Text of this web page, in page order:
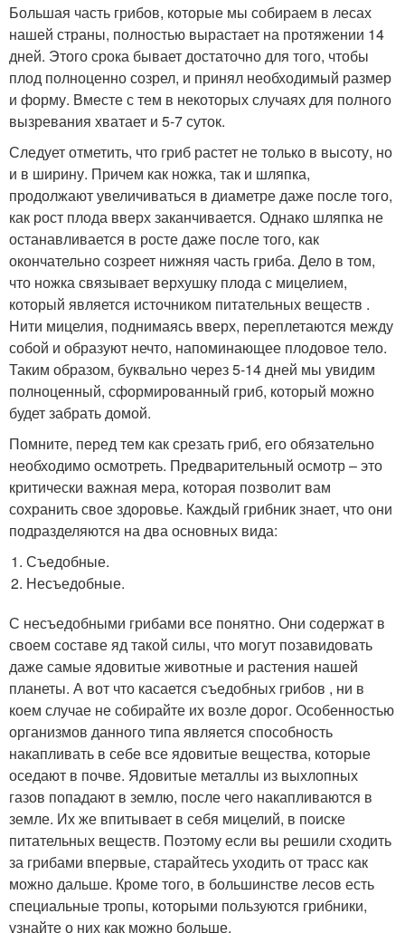
Большая часть грибов, которые мы собираем в лесах
нашей страны, полностью вырастает на протяжении 14
дней. Этого срока бывает достаточно для того, чтобы
плод полноценно созрел, и принял необходимый размер
и форму. Вместе с тем в некоторых случаях для полного
вызревания хватает и 5-7 суток.
Следует отметить, что гриб растет не только в высоту, но
и в ширину. Причем как ножка, так и шляпка,
продолжают увеличиваться в диаметре даже после того,
как рост плода вверх заканчивается. Однако шляпка не
останавливается в росте даже после того, как
окончательно созреет нижняя часть гриба. Дело в том,
что ножка связывает верхушку плода с мицелием,
который является источником питательных веществ .
Нити мицелия, поднимаясь вверх, переплетаются между
собой и образуют нечто, напоминающее плодовое тело.
Таким образом, буквально через 5-14 дней мы увидим
полноценный, сформированный гриб, который можно
будет забрать домой.
Помните, перед тем как срезать гриб, его обязательно
необходимо осмотреть. Предварительный осмотр – это
критически важная мера, которая позволит вам
сохранить свое здоровье. Каждый грибник знает, что они
подразделяются на два основных вида:
Съедобные.
Несъедобные.
С несъедобными грибами все понятно. Они содержат в
своем составе яд такой силы, что могут позавидовать
даже самые ядовитые животные и растения нашей
планеты. А вот что касается съедобных грибов , ни в
коем случае не собирайте их возле дорог. Особенностью
организмов данного типа является способность
накапливать в себе все ядовитые вещества, которые
оседают в почве. Ядовитые металлы из выхлопных
газов попадают в землю, после чего накапливаются в
земле. Их же впитывает в себя мицелий, в поиске
питательных веществ. Поэтому если вы решили сходить
за грибами впервые, старайтесь уходить от трасс как
можно дальше. Кроме того, в большинстве лесов есть
специальные тропы, которыми пользуются грибники,
узнайте о них как можно больше.